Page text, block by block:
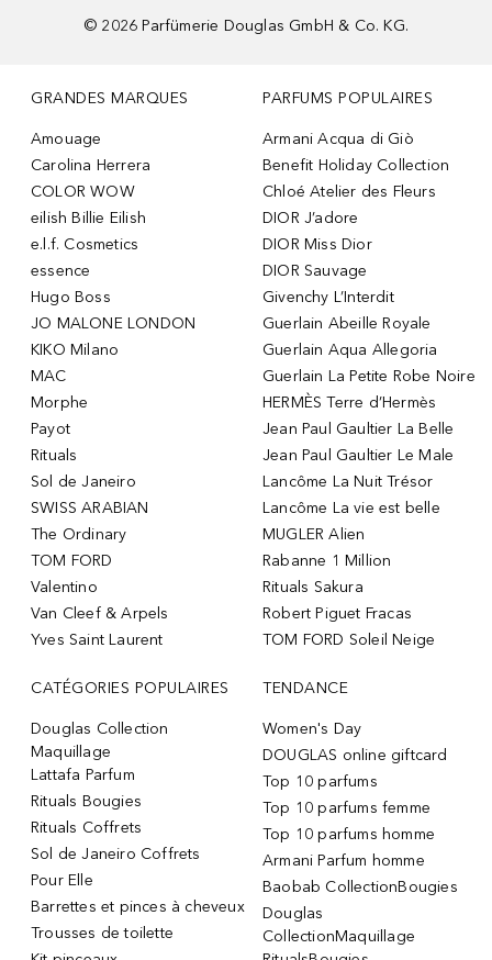
© 2026 Parfümerie Douglas GmbH & Co. KG.
GRANDES MARQUES
Amouage
Carolina Herrera
COLOR WOW
eilish Billie Eilish
e.l.f. Cosmetics
essence
Hugo Boss
JO MALONE LONDON
KIKO Milano
MAC
Morphe
Payot
Rituals
Sol de Janeiro
SWISS ARABIAN
The Ordinary
TOM FORD
Valentino
Van Cleef & Arpels
Yves Saint Laurent
PARFUMS POPULAIRES
Armani Acqua di Giò
Benefit Holiday Collection
Chloé Atelier des Fleurs
DIOR J’adore
DIOR Miss Dior
DIOR Sauvage
Givenchy L’Interdit
Guerlain Abeille Royale
Guerlain Aqua Allegoria
Guerlain La Petite Robe Noire
HERMÈS Terre d’Hermès
Jean Paul Gaultier La Belle
Jean Paul Gaultier Le Male
Lancôme La Nuit Trésor
Lancôme La vie est belle
MUGLER Alien
Rabanne 1 Million
Rituals Sakura
Robert Piguet Fracas
TOM FORD Soleil Neige
CATÉGORIES POPULAIRES
Douglas Collection
Maquillage
Lattafa Parfum
Rituals Bougies
Rituals Coffrets
Sol de Janeiro Coffrets
Pour Elle
Barrettes et pinces à cheveux
Trousses de toilette
TENDANCE
Women's Day
DOUGLAS online giftcard
Top 10 parfums
Top 10 parfums femme
Top 10 parfums homme
Armani Parfum homme
Baobab CollectionBougies
Douglas
CollectionMaquillage